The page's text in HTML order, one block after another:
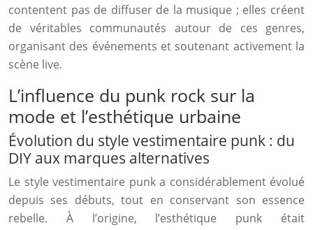
contentent pas de diffuser de la musique ; elles créent
de véritables communautés autour de ces genres,
organisant des événements et soutenant activement la
scène live.
L’influence du punk rock sur la
mode et l’esthétique urbaine
Évolution du style vestimentaire punk : du
DIY aux marques alternatives
Le style vestimentaire punk a considérablement évolué
depuis ses débuts, tout en conservant son essence
rebelle. À l’origine, l’esthétique punk était